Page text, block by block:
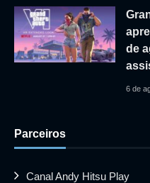
de
6 de
Parceiros
Canal Andy Hitsu Play